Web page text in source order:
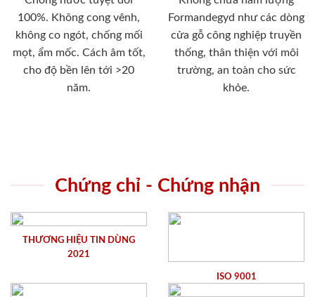
100%. Không cong vênh,
không co ngót, chống mối
mọt, ẩm mốc. Cách âm tốt,
cho độ bền lên tới >20
năm.
Formandegyd như các dòng
cửa gỗ công nghiệp truyền
thống, thân thiện với môi
trường, an toàn cho sức
khỏe.
Chứng chỉ - Chứng nhận
THƯƠNG HIỆU TIN DÙNG
2021
ISO 9001